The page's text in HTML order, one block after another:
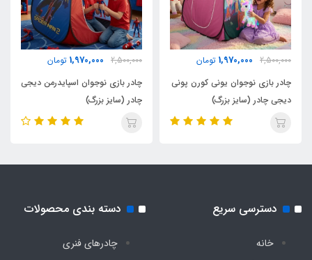
2,500,000
1,970,000 تومان
چادر بازی نوجوان یونی کورن پونی
دیجی چادر (سایز بزرگ)
2,500,000
1,970,000 تومان
چادر بازی نوجوان اسپایدرمن دیجی
چادر (سایز بزرگ)
دسترسی سریع
خانه
دسته بندی محصولات
چادرهای فنری